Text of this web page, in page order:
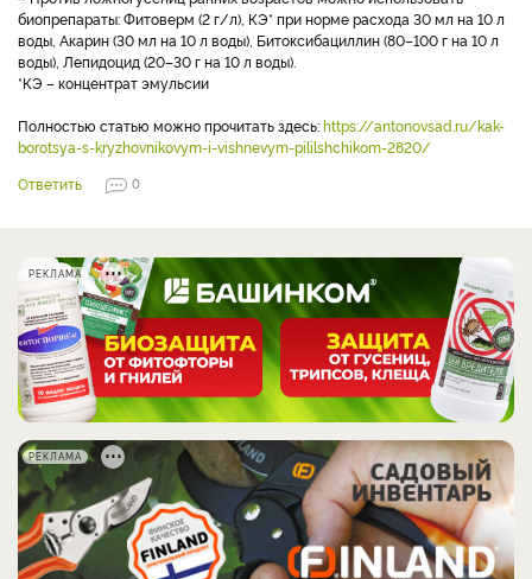
биопрепараты: Фитоверм (2 г/л), КЭ* при норме расхода 30 мл на 10 л
воды, Акарин (30 мл на 10 л воды), Битоксибациллин (80–100 г на 10 л
воды), Лепидоцид (20–30 г на 10 л воды).
*КЭ – концентрат эмульсии
Полностью статью можно прочитать здесь:https://antonovsad.ru/kak-
borotsya-s-kryzhovnikovym-i-vishnevym-pililshchikom-2820/
Ответить
0
РЕКЛАМА
РЕКЛАМА